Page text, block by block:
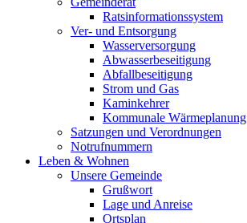
Ratsinformationssystem
Ver- und Entsorgung
Wasserversorgung
Abwasserbeseitigung
Abfallbeseitigung
Strom und Gas
Kaminkehrer
Kommunale Wärmeplanung
Satzungen und Verordnungen
Notrufnummern
Leben & Wohnen
Unsere Gemeinde
Grußwort
Lage und Anreise
Ortsplan